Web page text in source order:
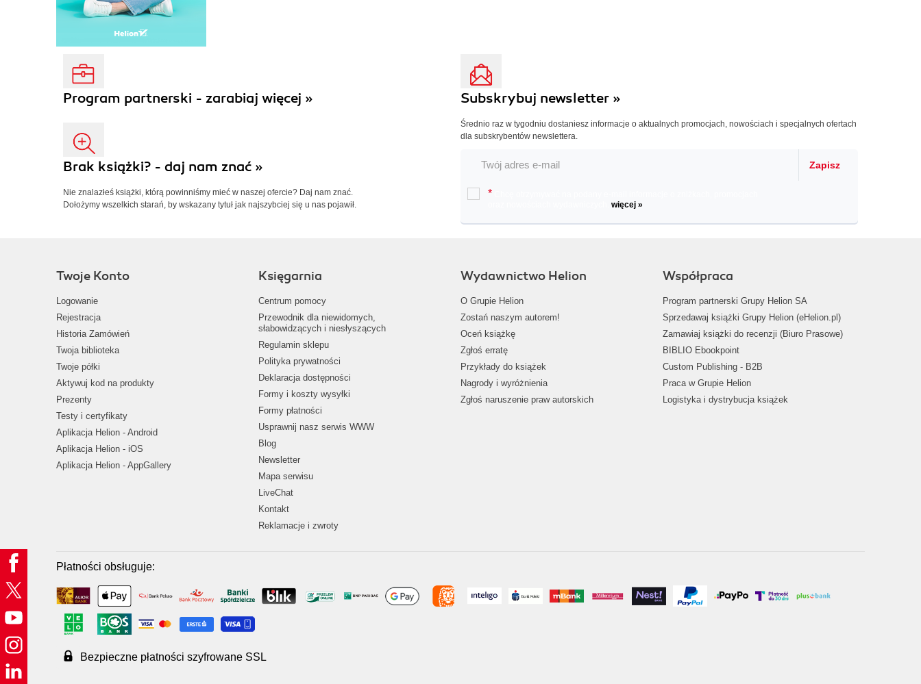
Program partnerski - zarabiaj więcej »
Brak książki? - daj nam znać »
Nie znalazłeś książki, którą powinniśmy mieć w naszej ofercie? Daj nam znać.
Dołożymy wszelkich starań, by wskazany tytuł jak najszybciej się u nas pojawił.
Subskrybuj newsletter »
Średnio raz w tygodniu dostaniesz informacje o aktualnych promocjach, nowościach i specjalnych ofertach
dla subskrybentów newslettera.
Zapisz
*
więcej »
Twoje Konto
Logowanie
Rejestracja
Historia Zamówień
Twoja biblioteka
Twoje półki
Aktywuj kod na produkty
Prezenty
Testy i certyfikaty
Aplikacja Helion - Android
Aplikacja Helion - iOS
Aplikacja Helion - AppGallery
Księgarnia
Centrum pomocy
Przewodnik dla niewidomych,
słabowidzących i niesłyszących
Regulamin sklepu
Polityka prywatności
Deklaracja dostępności
Formy i koszty wysyłki
Formy płatności
Usprawnij nasz serwis WWW
Blog
Newsletter
Mapa serwisu
LiveChat
Kontakt
Reklamacje i zwroty
Wydawnictwo Helion
O Grupie Helion
Zostań naszym autorem!
Oceń książkę
Zgłoś erratę
Przykłady do książek
Nagrody i wyróżnienia
Zgłoś naruszenie praw autorskich
Współpraca
Program partnerski Grupy Helion SA
Sprzedawaj książki Grupy Helion (eHelion.pl)
Zamawiaj książki do recenzji (Biuro Prasowe)
BIBLIO Ebookpoint
Custom Publishing - B2B
Praca w Grupie Helion
Logistyka i dystrybucja książek
Płatności obsługuje:
Bezpieczne płatności szyfrowane SSL